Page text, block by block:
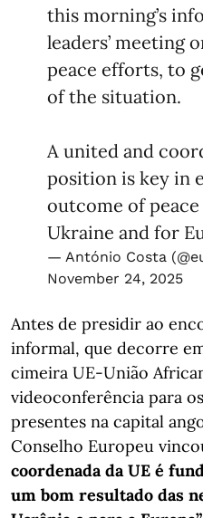
this morning’s
leaders’
peace efforts, to
of the situation.
A united and
position is key in
outcome of
Ukraine and for
— António Costa
November 24, 2025
Antes de presidir ao
informal, que decorre
cimeira UE-União
videoconferência para
presentes na capital
Conselho Europeu
coordenada da UE é
um bom resultado das